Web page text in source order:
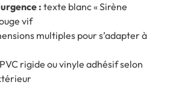
: texte blanc « Sirène
vif
multiples pour s’adapter à
PVC rigide ou vinyle adhésif selon